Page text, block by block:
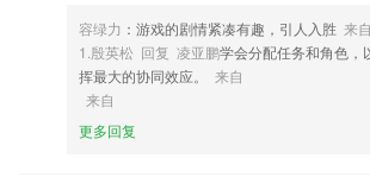
5,海量的资讯内容的聚合，为用户带去了全面的阅读
6,整合资源,提升门店效率
下载9号彩票手机版安装软件优势
容绿力 ：游戏的剧情紧凑有趣，引人入胜 来自
1.殷英松 回复 凌亚鹏学会分配任务和角色，
挥最大的协同效应。
来自
来自
更多回复